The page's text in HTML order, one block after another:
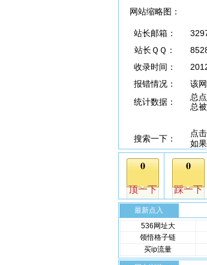
网站缩略图：
站长邮箱：
站长ＱＱ：
收录时间：
报错情况：
该
统计数据：
总
总
搜索一下：
点
如
最新点入
536网址大
领悟格子链
买ip流量